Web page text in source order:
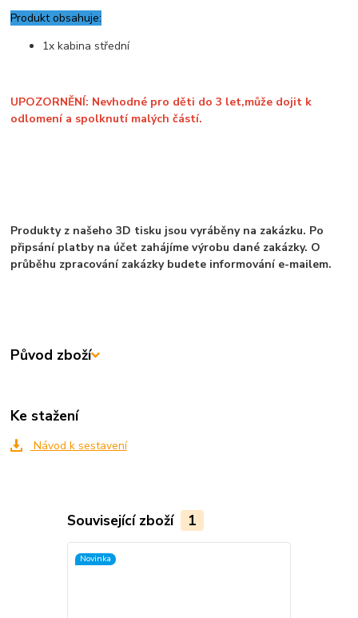
Produkt obsahuje:
1x kabina střední
UPOZORNĚNÍ: Nevhodné pro děti do 3 let,může dojit k
odlomení a spolknutí malých částí.
Produkty z našeho 3D tisku jsou vyráběny na zakázku. Po
připsání platby na účet zahájíme výrobu dané zakázky. O
průběhu zpracování zakázky budete informování e-mailem.
Původ zboží
Ke stažení
Návod k sestavení
Související zboží 1
Novinka